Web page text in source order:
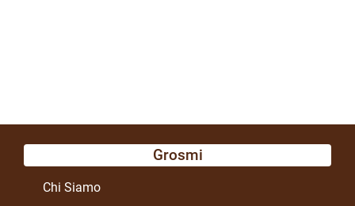
Grosmi
Chi Siamo